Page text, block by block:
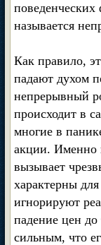
поведенческих
называется
Как правило,
падают духом
непрерывный
происходит в
многие в
акции. Именно
вызывает
характерны
игнорируют
падение цен до
сильным, что